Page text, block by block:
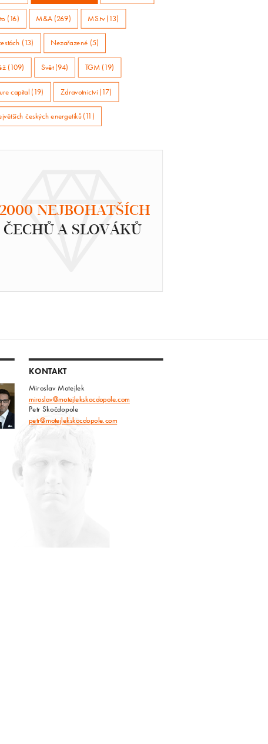
(16) M&A (269) MS.tv (13)
(13) Nezařazené (5)
(109) Svět (94) TGM (19)
capital (19) Zdravotnictví (17)
českých energetiků (11)
2000 NEJBOHATŠÍCH
ČECHŮ A SLOVÁKŮ
KONTAKT
Miroslav Motejlek
miroslav@motejlekskocdopole.com
Petr Skočdopole
petr@motejlekskocdopole.com